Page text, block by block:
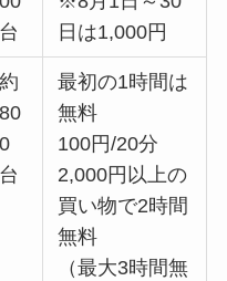
台
日は1,000円
約
80
0
台
最初の1時間は
無料
100円/20分
2,000円以上の
買い物で2時間
無料
（最大3時間無